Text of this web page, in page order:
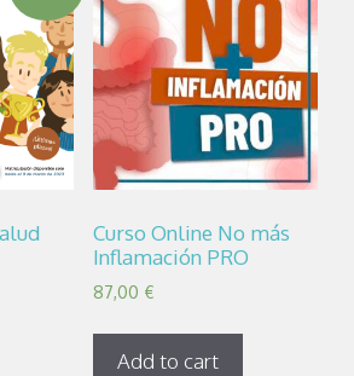
Curso Online No más
Inflamación PRO
87,00 €
Add to cart